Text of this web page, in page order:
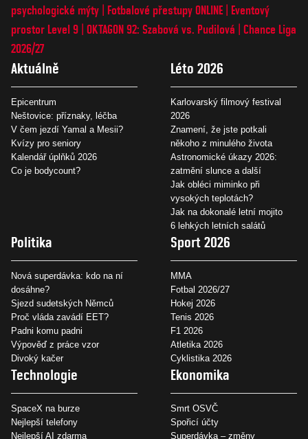
psychologické mýty
Fotbalové přestupy ONLINE
Eventový
prostor Level 9 OKTAGON 92: Szabová vs. Pudilová
Chance Liga
2026/27
Aktuálně
Epicentrum
Neštovice: příznaky, léčba
V čem jezdí Yamal a Mesii?
Kvízy pro seniory
Kalendář úplňků 2026
Co je bodycount?
Léto 2026
Karlovarský filmový festival
2026
Znamení, že jste potkali
někoho z minulého života
Astronomické úkazy 2026:
zatmění slunce a další
Jak obléci miminko při
vysokých teplotách?
Jak na dokonalé letní mojito
6 lehkých letních salátů
Politika
Nová superdávka: kdo na ní
dosáhne?
Sjezd sudetských Němců
Proč vláda zavádí EET?
Padni komu padni
Výpověď z práce vzor
Divoký kačer
Sport 2026
MMA
Fotbal 2026/27
Hokej 2026
Tenis 2026
F1 2026
Atletika 2026
Cyklistika 2026
Technologie
SpaceX na burze
Nejlepší telefony
Nejlepší AI zdarma
Ekonomika
Smrt OSVČ
Spořicí účty
Superdávka – změny